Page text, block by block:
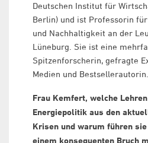
Deutschen Institut für
Berlin) und ist Professorin
und Nachhaltigkeit an der
Lüneburg. Sie ist eine
Spitzenforscherin, gefragte
Medien und Bestsellerautorin.
Frau Kemfert, welche
Energiepolitik aus den
Krisen und warum führen
einem konsequenten Bruch